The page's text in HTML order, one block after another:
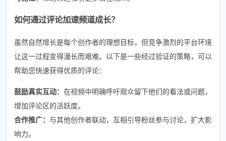
如何通过评论加速频道成长？
虽然自然增长是每个创作者的理想目标，但竞争激烈的平台环境
让这一过程变得漫长而艰难。以下是一些经过验证的策略，可以
帮助您快速获得优质的评论：
鼓励真实互动： 在视频中明确呼吁观众留下他们的看法或问题，
增加评论区的活跃度。
合作推广： 与其他创作者联动，互相引导粉丝参与讨论，扩大影
响力。